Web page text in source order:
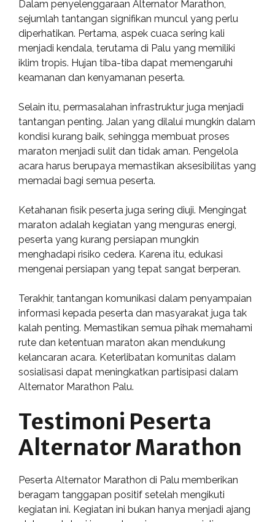
Dalam penyelenggaraan Alternator Marathon,
sejumlah tantangan signifikan muncul yang perlu
diperhatikan. Pertama, aspek cuaca sering kali
menjadi kendala, terutama di Palu yang memiliki
iklim tropis. Hujan tiba-tiba dapat memengaruhi
keamanan dan kenyamanan peserta.
Selain itu, permasalahan infrastruktur juga menjadi
tantangan penting. Jalan yang dilalui mungkin dalam
kondisi kurang baik, sehingga membuat proses
maraton menjadi sulit dan tidak aman. Pengelola
acara harus berupaya memastikan aksesibilitas yang
memadai bagi semua peserta.
Ketahanan fisik peserta juga sering diuji. Mengingat
maraton adalah kegiatan yang menguras energi,
peserta yang kurang persiapan mungkin
menghadapi risiko cedera. Karena itu, edukasi
mengenai persiapan yang tepat sangat berperan.
Terakhir, tantangan komunikasi dalam penyampaian
informasi kepada peserta dan masyarakat juga tak
kalah penting. Memastikan semua pihak memahami
rute dan ketentuan maraton akan mendukung
kelancaran acara. Keterlibatan komunitas dalam
sosialisasi dapat meningkatkan partisipasi dalam
Alternator Marathon Palu.
Testimoni Peserta
Alternator Marathon
Peserta Alternator Marathon di Palu memberikan
beragam tanggapan positif setelah mengikuti
kegiatan ini. Kegiatan ini bukan hanya menjadi ajang